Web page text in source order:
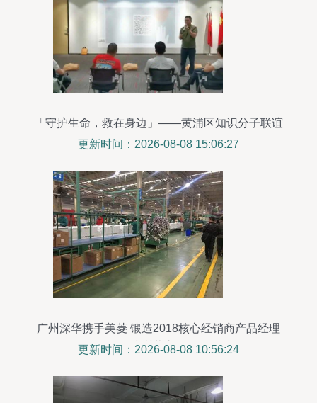
「守护生命，救在身边」——黄浦区知识分子联谊
会&同学会善用资源举办大健康教育提高社会安全
更新时间：2026-08-08 15:06:27
广州深华携手美菱 锻造2018核心经销商产品经理
培训营之路
更新时间：2026-08-08 10:56:24